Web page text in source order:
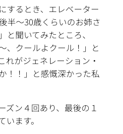
するとき、エレベーター
半～30歳くらいのお姉さ
と聞いてみたところ、
、クールよクール！」と
れがジェネレーション・
！！」と感慨深かった私
ズン４回あり、最後の１
ます。